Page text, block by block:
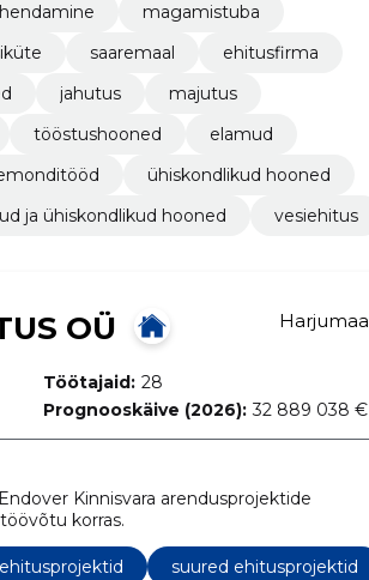
magamistuba
saaremaal
ehitusfirma
jahutus
majutus
tööstushooned
elamud
ühiskondlikud hooned
ja ühiskondlikud hooned vesiehitus
OÜ Harjumaa
Töötajaid: 28
Prognooskäive (2026): 32 889 038 €
Kinnisvara arendusprojektide
korras.
ehitusprojektid
suured ehitusprojektid